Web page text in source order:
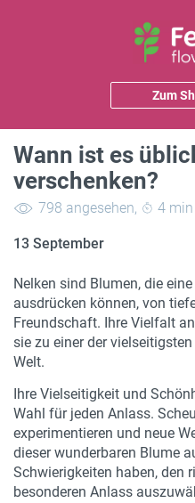
Zum
Wann ist es
verschenken?
798 angesehen, 4 min
13 September
Nelken sind Blumen, die
ausdrücken können, von
Freundschaft. Ihre Vielfalt
sie zu einer der
Welt.
Ihre Vielseitigkeit und
Wahl für jeden Anlass.
experimentieren und neue
dieser wunderbaren Blume
Schwierigkeiten haben, den
besonderen Anlass